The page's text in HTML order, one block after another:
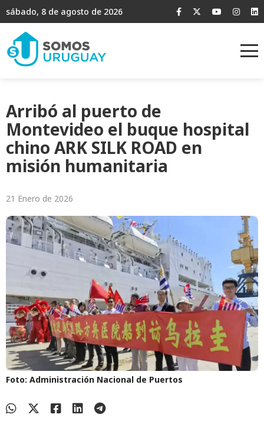
sábado, 8 de agosto de 2026
Arribó al puerto de
Montevideo el buque hospital
chino ARK SILK ROAD en
misión humanitaria
21 Enero de 2026
Foto: Administración Nacional de Puertos